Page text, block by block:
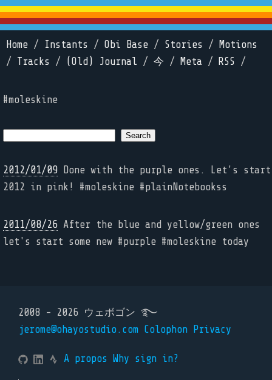
Home / Instants / Obi Base / Stories /
Motions
/ Tracks / (Old) Journal / 今 / Meta / RSS /
#moleskine
2012/01/09 Done with the purple ones. Let's start
2012 in pink! #moleskine #plainNotebookss
2011/08/26 After the blue and yellow/green ones
let's start some new #purple #moleskine today
2008 - 2026 ウェボゴン ࿐
jerome@ohayostudio.com Colophon Privacy
A propos Why sign in?